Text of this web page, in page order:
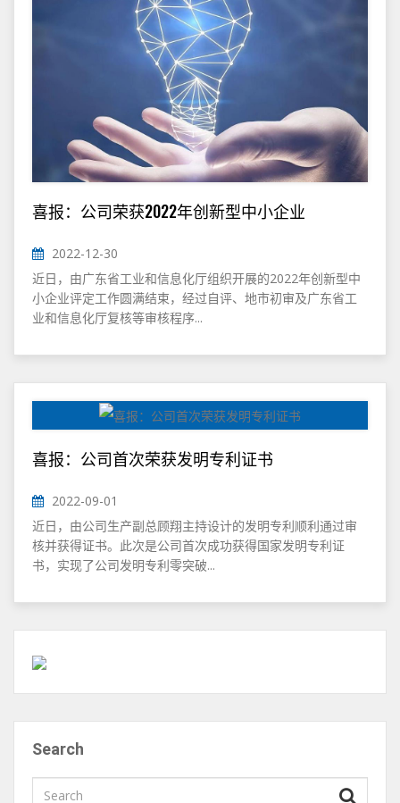
喜报：公司荣获2022年创新型中小企业
2022-12-30
近日，由广东省工业和信息化厅组织开展的2022年创新型中
小企业评定工作圆满结束，经过自评、地市初审及广东省工
业和信息化厅复核等审核程序...
喜报：公司首次荣获发明专利证书
2022-09-01
近日，由公司生产副总顾翔主持设计的发明专利顺利通过审
核并获得证书。此次是公司首次成功获得国家发明专利证
书，实现了公司发明专利零突破...
Search